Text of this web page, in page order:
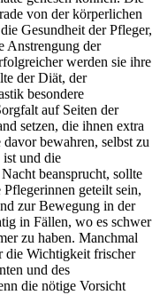
von der körperlichen
Gesundheit der Pfleger,
Anstrengung der
werden sie ihre
der Diät, der
besondere
auf Seiten der
setzen, die ihnen extra
bewahren, selbst zu
und die
beansprucht, sollte
geteilt sein,
zur Bewegung in der
in Fällen, wo es schwer
zu haben. Manchmal
die Wichtigkeit frischer
und des
die nötige Vorsicht